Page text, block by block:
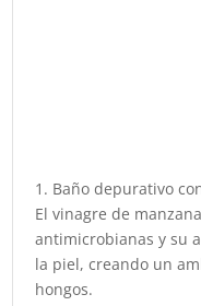
1. Baño depurativo
El vinagre de
antimicrobianas y su
la piel, creando un
hongos.